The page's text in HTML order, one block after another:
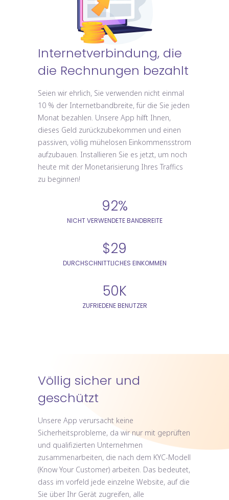
Internetverbindung, die
die Rechnungen bezahlt
Seien wir ehrlich, Sie verwenden nicht einmal
10 % der Internetbandbreite, für die Sie jeden
Monat bezahlen. Unsere App hilft Ihnen,
dieses Geld zurückzubekommen und einen
passiven, völlig mühelosen Einkommensstrom
aufzubauen. Installieren Sie es jetzt, um noch
heute mit der Monetarisierung Ihres Traffics
zu beginnen!
92%
NICHT VERWENDETE BANDBREITE
$29
DURCHSCHNITTLICHES EINKOMMEN
50K
ZUFRIEDENE BENUTZER
Völlig sicher und
geschützt
Unsere App verursacht keine
Sicherheitsprobleme, da wir nur mit geprüften
und qualifizierten Unternehmen
zusammenarbeiten, die nach dem KYC-Modell
(Know Your Customer) arbeiten. Das bedeutet,
dass im vorfeld jede einzelne Website, auf die
Sie über Ihr Gerät zugreifen, alle